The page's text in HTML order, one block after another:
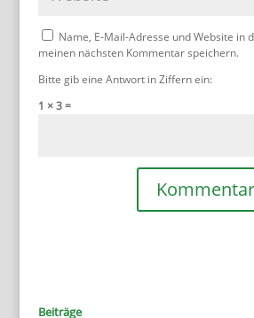
Name, E-Mail-Adresse und Website in
meinen nächsten Kommentar speichern.
Bitte gib eine Antwort in Ziffern ein:
1 × 3 =
Beiträge